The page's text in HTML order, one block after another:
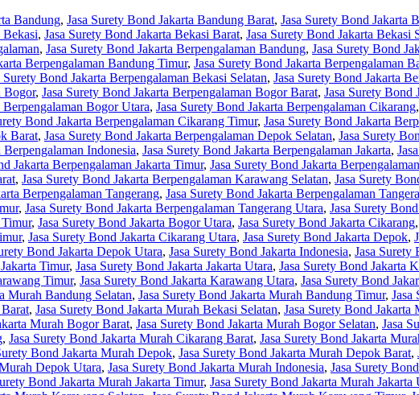
Bandung, Jasa Surety Bond Jakarta Bandung Barat, Jasa Surety Bond Jakarta
Bekasi, Jasa Surety Bond Jakarta Bekasi Barat, Jasa Surety Bond Jakarta Bekasi
, Jasa Surety Bond Jakarta Berpengalaman Bandung, Jasa Surety Bond
Berpengalaman Bandung Timur, Jasa Surety Bond Jakarta Berpengalaman
Surety Bond Jakarta Berpengalaman Bekasi Selatan, Jasa Surety Bond Jakarta
Bogor, Jasa Surety Bond Jakarta Berpengalaman Bogor Barat, Jasa Surety Bond
Berpengalaman Bogor Utara, Jasa Surety Bond Jakarta Berpengalaman Cikarang,
Bond Jakarta Berpengalaman Cikarang Timur, Jasa Surety Bond Jakarta
Barat, Jasa Surety Bond Jakarta Berpengalaman Depok Selatan, Jasa Surety
Indonesia, Jasa Surety Bond Jakarta Berpengalaman Jakarta,
Jakarta Berpengalaman Jakarta Timur, Jasa Surety Bond Jakarta
, Jasa Surety Bond Jakarta Berpengalaman Karawang Selatan, Jasa Surety
Berpengalaman Tangerang, Jasa Surety Bond Jakarta Berpengalaman
, Jasa Surety Bond Jakarta Berpengalaman Tangerang Utara, Jasa Surety
, Jasa Surety Bond Jakarta Bogor Utara, Jasa Surety Bond Jakarta Cikarang,
, Jasa Surety Bond Jakarta Cikarang Utara, Jasa Surety Bond Jakarta Depok,
Bond Jakarta Depok Utara, Jasa Surety Bond Jakarta Indonesia, Jasa Surety
Timur, Jasa Surety Bond Jakarta Jakarta Utara, Jasa Surety Bond Jakarta
Timur, Jasa Surety Bond Jakarta Karawang Utara, Jasa Surety Bond
Murah Bandung Selatan, Jasa Surety Bond Jakarta Murah Bandung Timur, Jasa
, Jasa Surety Bond Jakarta Murah Bekasi Selatan, Jasa Surety Bond Jakarta
Murah Bogor Barat, Jasa Surety Bond Jakarta Murah Bogor Selatan, Jasa
, Jasa Surety Bond Jakarta Murah Cikarang Barat, Jasa Surety Bond Jakarta
Bond Jakarta Murah Depok, Jasa Surety Bond Jakarta Murah Depok Barat,
Depok Utara, Jasa Surety Bond Jakarta Murah Indonesia, Jasa Surety
Bond Jakarta Murah Jakarta Timur, Jasa Surety Bond Jakarta Murah Jakarta